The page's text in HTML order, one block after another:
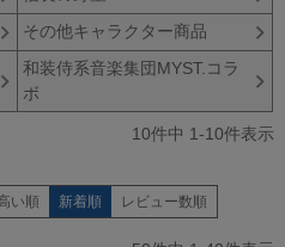
その他キャラクター商品
和装侍系音楽集団MYST.コラ
ボ
10件中 1-10件表示
い順 新着順 レビュー数順